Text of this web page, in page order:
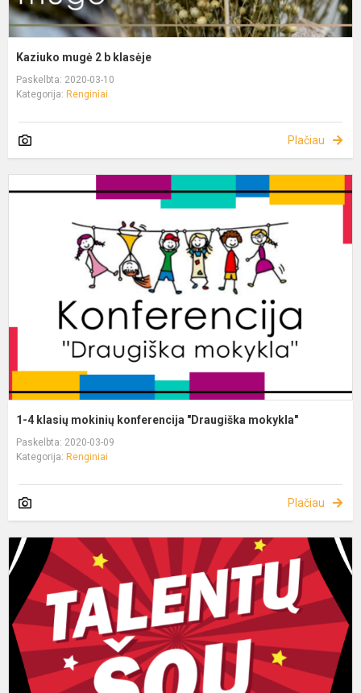
Kaziuko mugė 2 b klasėje
Paskelbta: 2020-03-10
Kategorija: Renginiai
Plačiau
1-4 klasių mokinių konferencija "Draugiška mokykla"
Paskelbta: 2020-03-09
Kategorija: Renginiai
Plačiau